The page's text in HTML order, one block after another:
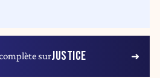
surJUSTICE